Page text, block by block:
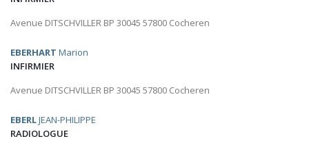
Avenue DITSCHVILLER BP 30045 57800 Cocheren
EBERHART Marion
INFIRMIER
Avenue DITSCHVILLER BP 30045 57800 Cocheren
EBERLJEAN-PHILIPPE
RADIOLOGUE